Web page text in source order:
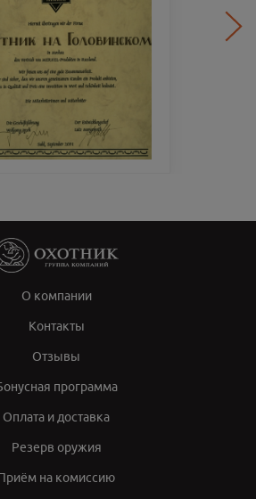
О компании
Контакты
Отзывы
программа
Оплата и доставка
Резерв оружия
на комиссию